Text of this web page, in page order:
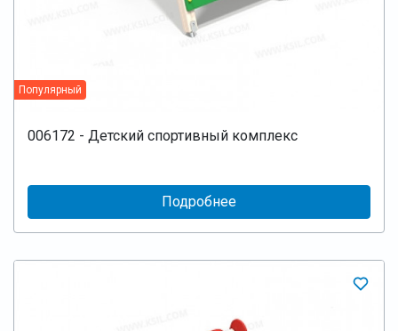
Популярный
006172 - Детский спортивный комплекс
Подробнее